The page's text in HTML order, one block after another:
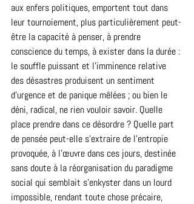
aux enfers politiques, emportent tout dans
leur tournoiement, plus particulièrement peut-
être la capacité à penser, à prendre
conscience du temps, à exister dans la durée :
le souffle puissant et l'imminence relative
des désastres produisent un sentiment
d'urgence et de panique mêlées ; ou bien le
déni, radical, ne rien vouloir savoir. Quelle
place prendre dans ce désordre ? Quelle part
de pensée peut-elle s'extraire de l'entropie
provoquée, à l'œuvre dans ces jours, destinée
sans doute à la réorganisation du paradigme
social qui semblait s'enkyster dans un lourd
impossible, rendant toute chose précaire,